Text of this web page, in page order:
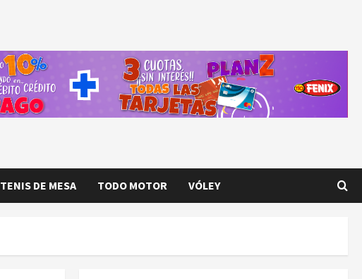
TENIS DE MESA TODO MOTOR VÓLEY